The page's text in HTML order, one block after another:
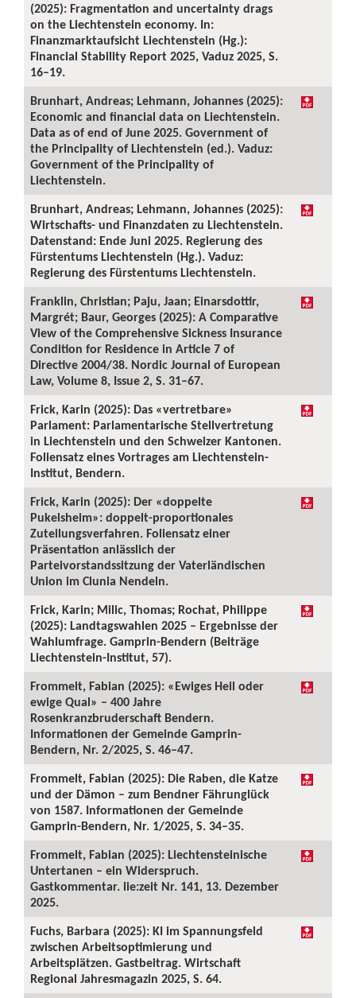
(2025): Fragmentation and uncertainty drags
on the Liechtenstein economy. In:
Finanzmarktaufsicht Liechtenstein (Hg.):
Financial Stability Report 2025, Vaduz 2025, S.
16–19.
Brunhart, Andreas; Lehmann, Johannes (2025):
Economic and financial data on Liechtenstein.
Data as of end of June 2025. Government of
the Principality of Liechtenstein (ed.). Vaduz:
Government of the Principality of
Liechtenstein.
Brunhart, Andreas; Lehmann, Johannes (2025):
Wirtschafts- und Finanzdaten zu Liechtenstein.
Datenstand: Ende Juni 2025. Regierung des
Fürstentums Liechtenstein (Hg.). Vaduz:
Regierung des Fürstentums Liechtenstein.
Franklin, Christian; Paju, Jaan; Einarsdottir,
Margrét; Baur, Georges (2025): A Comparative
View of the Comprehensive Sickness Insurance
Condition for Residence in Article 7 of
Directive 2004/38. Nordic Journal of European
Law, Volume 8, Issue 2, S. 31–67.
Frick, Karin (2025): Das «vertretbare»
Parlament: Parlamentarische Stellvertretung
in Liechtenstein und den Schweizer Kantonen.
Foliensatz eines Vortrages am Liechtenstein-
Institut, Bendern.
Frick, Karin (2025): Der «doppelte
Pukelsheim»: doppelt-proportionales
Zuteilungsverfahren. Foliensatz einer
Präsentation anlässlich der
Parteivorstandssitzung der Vaterländischen
Union im Clunia Nendeln.
Frick, Karin; Milic, Thomas; Rochat, Philippe
(2025): Landtagswahlen 2025 – Ergebnisse der
Wahlumfrage. Gamprin-Bendern (Beiträge
Liechtenstein-Institut, 57).
Frommelt, Fabian (2025): «Ewiges Heil oder
ewige Qual» – 400 Jahre
Rosenkranzbruderschaft Bendern.
Informationen der Gemeinde Gamprin-
Bendern, Nr. 2/2025, S. 46–47.
Frommelt, Fabian (2025): Die Raben, die Katze
und der Dämon – zum Bendner Fährunglück
von 1587. Informationen der Gemeinde
Gamprin-Bendern, Nr. 1/2025, S. 34–35.
Frommelt, Fabian (2025): Liechtensteinische
Untertanen – ein Widerspruch.
Gastkommentar. lie:zeit Nr. 141, 13. Dezember
2025.
Fuchs, Barbara (2025): KI im Spannungsfeld
zwischen Arbeitsoptimierung und
Arbeitsplätzen. Gastbeitrag. Wirtschaft
Regional Jahresmagazin 2025, S. 64.